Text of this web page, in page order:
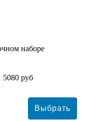
наборе
5080 руб